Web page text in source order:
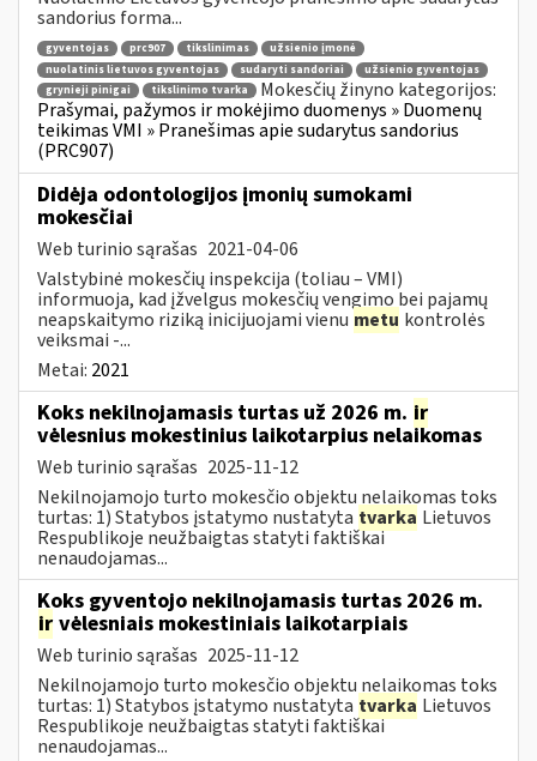
sandorius forma...
gyventojas prc907 tikslinimas
užsienio įmonė
nuolatinis lietuvos gyventojas
sudaryti sandoriai
užsienio gyventojas
grynieji pinigai
tikslinimo tvarka
Mokesčių žinyno kategorijos:
Prašymai, pažymos ir mokėjimo duomenys » Duomenų
teikimas VMI » Pranešimas apie sudarytus sandorius
(PRC907)
Didėja odontologijos įmonių sumokami
mokesčiai
Web turinio sąrašas 2021-04-06
Valstybinė mokesčių inspekcija (toliau – VMI)
informuoja, kad įžvelgus mokesčių vengimo bei pajamų
neapskaitymo riziką inicijuojami vienu metu kontrolės
veiksmai -...
Metai: 2021
Koks nekilnojamasis turtas už 2026 m. ir
vėlesnius mokestinius laikotarpius nelaikomas
Web turinio sąrašas 2025-11-12
Nekilnojamojo turto mokesčio objektu nelaikomas toks
turtas: 1) Statybos įstatymo nustatyta tvarka Lietuvos
Respublikoje neužbaigtas statyti faktiškai
nenaudojamas...
Koks gyventojo nekilnojamasis turtas 2026 m.
ir vėlesniais mokestiniais laikotarpiais
Web turinio sąrašas 2025-11-12
Nekilnojamojo turto mokesčio objektu nelaikomas toks
turtas: 1) Statybos įstatymo nustatyta tvarka Lietuvos
Respublikoje neužbaigtas statyti faktiškai
nenaudojamas...